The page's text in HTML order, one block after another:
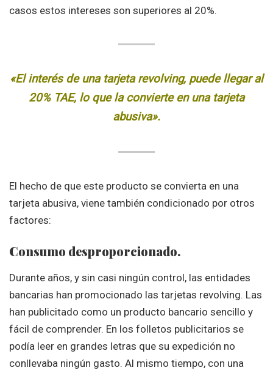
casos estos intereses son superiores al 20%.
«El interés de una tarjeta revolving, puede llegar al
20% TAE, lo que la convierte en una tarjeta
abusiva».
El hecho de que este producto se convierta en una
tarjeta abusiva, viene también condicionado por otros
factores:
Consumo desproporcionado.
Durante años, y sin casi ningún control, las entidades
bancarias han promocionado las tarjetas revolving. Las
han publicitado como un producto bancario sencillo y
fácil de comprender. En los folletos publicitarios se
podía leer en grandes letras que su expedición no
conllevaba ningún gasto. Al mismo tiempo, con una